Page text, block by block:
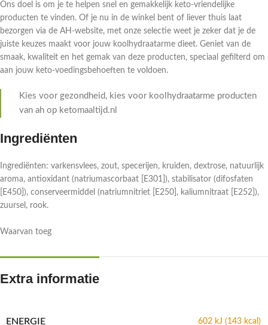
Ons doel is om je te helpen snel en gemakkelijk keto-vriendelijke
producten te vinden. Of je nu in de winkel bent of liever thuis laat
bezorgen via de AH-website, met onze selectie weet je zeker dat je de
juiste keuzes maakt voor jouw koolhydraatarme dieet. Geniet van de
smaak, kwaliteit en het gemak van deze producten, speciaal gefilterd om
aan jouw keto-voedingsbehoeften te voldoen.
Kies voor gezondheid, kies voor koolhydraatarme producten
van ah op ketomaaltijd.nl
Ingrediënten
Ingrediënten: varkensvlees, zout, specerijen, kruiden, dextrose, natuurlijk
aroma, antioxidant (natriumascorbaat [E301]), stabilisator (difosfaten
[E450]), conserveermiddel (natriumnitriet [E250], kaliumnitraat [E252]),
zuursel, rook.
Waarvan toeg
Extra informatie
ENERGIE 602 kJ (143 kcal)